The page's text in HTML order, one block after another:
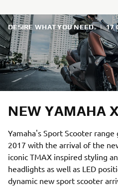
DESIRE WHAT YOU NEED. | 17
NEW YAMAHA
Yamaha's Sport Scooter
2017 with the arrival of the
iconic TMAX inspired styling
headlights as well as LED
dynamic new sport scooter